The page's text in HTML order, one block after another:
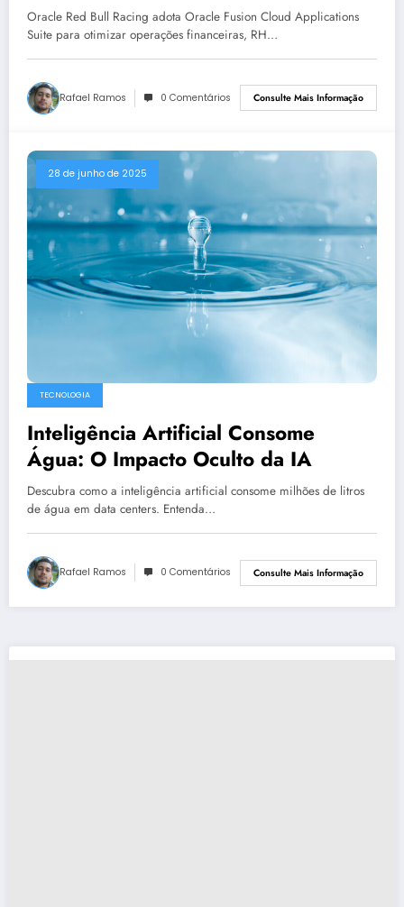
Oracle Red Bull Racing adota Oracle Fusion Cloud Applications
Suite para otimizar operações financeiras, RH…
Rafael Ramos 0 Comentários Consulte Mais Informação
28 de junho de 2025
TECNOLOGIA
Inteligência Artificial Consome
Água: O Impacto Oculto da IA
Descubra como a inteligência artificial consome milhões de litros
de água em data centers. Entenda…
Rafael Ramos 0 Comentários Consulte Mais Informação